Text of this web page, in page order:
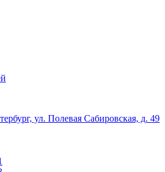
ул. Полевая Сабировская, д. 49